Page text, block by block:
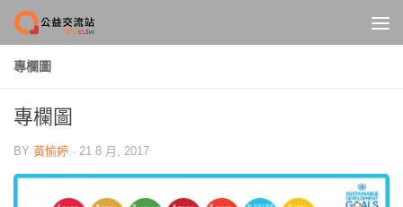
Skip to content
專欄圖
專欄圖
BY 黃愉婷 · 21 8 月, 2017